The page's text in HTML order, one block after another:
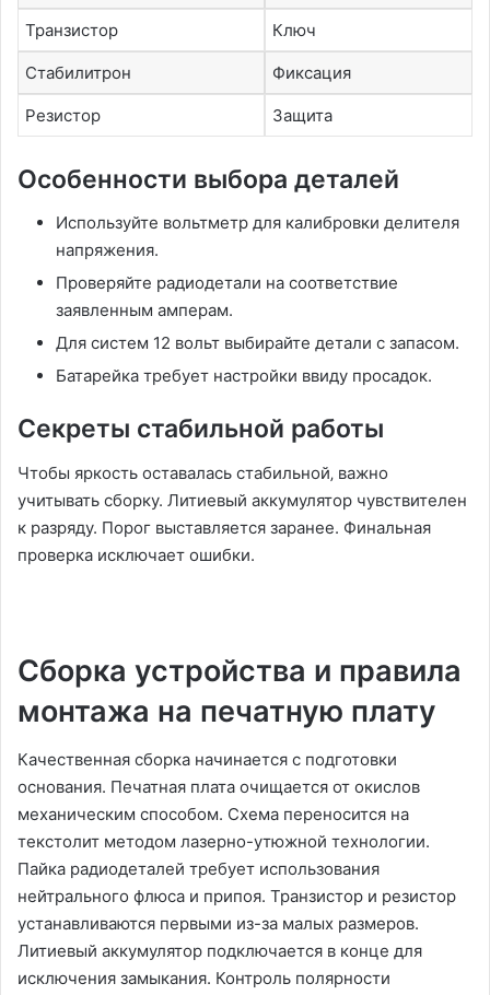
Транзистор Ключ
Стабилитрон Фиксация
Резистор Защита
Особенности выбора деталей
Используйте вольтметр для калибровки делителя
напряжения.
Проверяйте радиодетали на соответствие
заявленным амперам.
Для систем 12 вольт выбирайте детали с запасом.
Батарейка требует настройки ввиду просадок.
Секреты стабильной работы
Чтобы яркость оставалась стабильной‚ важно
учитывать сборку. Литиевый аккумулятор чувствителен
к разряду. Порог выставляется заранее. Финальная
проверка исключает ошибки.
Сборка устройства и правила
монтажа на печатную плату
Качественная сборка начинается с подготовки
основания. Печатная плата очищается от окислов
механическим способом. Схема переносится на
текстолит методом лазерно-утюжной технологии.
Пайка радиодеталей требует использования
нейтрального флюса и припоя. Транзистор и резистор
устанавливаются первыми из-за малых размеров.
Литиевый аккумулятор подключается в конце для
исключения замыкания. Контроль полярности